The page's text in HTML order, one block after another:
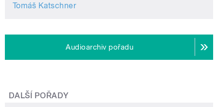
Tomáš Katschner
Audioarchiv pořadu
DALŠÍ POŘADY